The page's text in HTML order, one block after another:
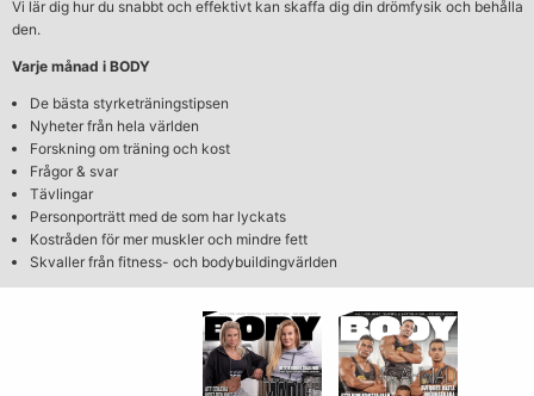
Vi lär dig hur du snabbt och effektivt kan skaffa dig din drömfysik och behålla
den.
Varje månad i BODY
De bästa styrketräningstipsen
Nyheter från hela världen
Forskning om träning och kost
Frågor & svar
Tävlingar
Personporträtt med de som har lyckats
Kostråden för mer muskler och mindre fett
Skvaller från fitness- och bodybuildingvärlden